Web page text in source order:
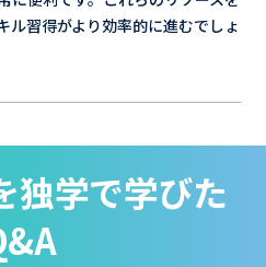
ル習得がより効率的に進むでしょ
独学で学びた